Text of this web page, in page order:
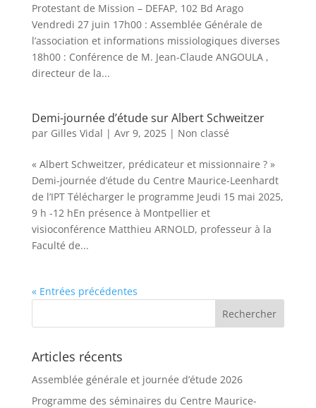
Protestant de Mission – DEFAP, 102 Bd Arago
Vendredi 27 juin 17h00 : Assemblée Générale de
l’association et informations missiologiques diverses
18h00 : Conférence de M. Jean-Claude ANGOULA ,
directeur de la...
Demi-journée d’étude sur Albert Schweitzer
par Gilles Vidal | Avr 9, 2025| Non classé
« Albert Schweitzer, prédicateur et missionnaire ? »
Demi-journée d’étude du Centre Maurice-Leenhardt
de l’IPT Télécharger le programme Jeudi 15 mai 2025,
9 h -12 hEn présence à Montpellier et
visioconférence Matthieu ARNOLD, professeur à la
Faculté de...
« Entrées précédentes
Articles récents
Assemblée générale et journée d’étude 2026
Programme des séminaires du Centre Maurice-